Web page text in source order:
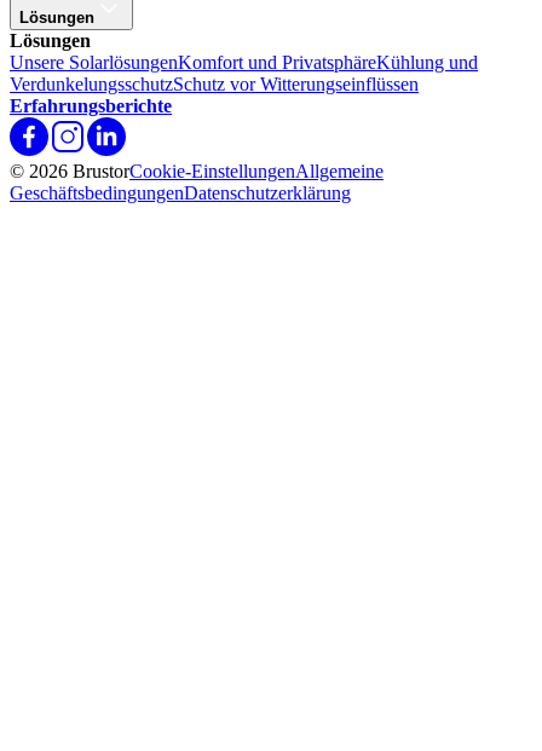
Lösungen
Lösungen
Unsere SolarlösungenKomfort und PrivatsphäreKühlung und
VerdunkelungsschutzSchutz vor Witterungseinflüssen
Erfahrungsberichte
© 2026 BrustorCookie-EinstellungenAllgemeine
GeschäftsbedingungenDatenschutzerklärung